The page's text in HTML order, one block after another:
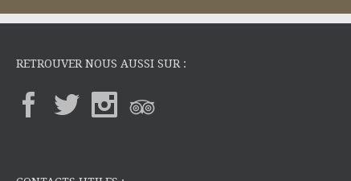
RETROUVER NOUS AUSSI SUR :